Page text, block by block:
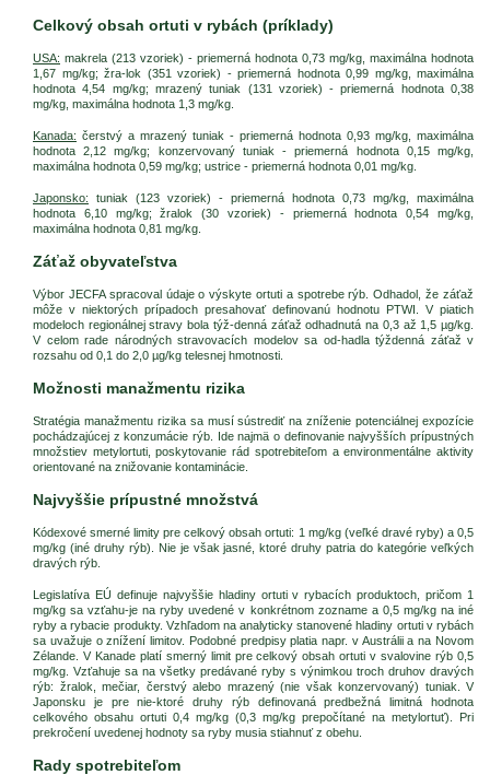
Celkový obsah ortuti v rybách (príklady)
USA: makrela (213 vzoriek) - priemerná hodnota 0,73 mg/kg, maximálna hodnota
1,67 mg/kg; žra-lok (351 vzoriek) - priemerná hodnota 0,99 mg/kg, maximálna
hodnota 4,54 mg/kg; mrazený tuniak (131 vzoriek) - priemerná hodnota 0,38
mg/kg, maximálna hodnota 1,3 mg/kg.
Kanada: čerstvý a mrazený tuniak - priemerná hodnota 0,93 mg/kg, maximálna
hodnota 2,12 mg/kg; konzervovaný tuniak - priemerná hodnota 0,15 mg/kg,
maximálna hodnota 0,59 mg/kg; ustrice - priemerná hodnota 0,01 mg/kg.
Japonsko: tuniak (123 vzoriek) - priemerná hodnota 0,73 mg/kg, maximálna
hodnota 6,10 mg/kg; žralok (30 vzoriek) - priemerná hodnota 0,54 mg/kg,
maximálna hodnota 0,81 mg/kg.
Záťaž obyvateľstva
Výbor JECFA spracoval údaje o výskyte ortuti a spotrebe rýb. Odhadol, že záťaž
môže v niektorých prípadoch presahovať definovanú hodnotu PTWI. V piatich
modeloch regionálnej stravy bola týž-denná záťaž odhadnutá na 0,3 až 1,5 µg/kg.
V celom rade národných stravovacích modelov sa od-hadla týždenná záťaž v
rozsahu od 0,1 do 2,0 µg/kg telesnej hmotnosti.
Možnosti manažmentu rizika
Stratégia manažmentu rizika sa musí sústrediť na zníženie potenciálnej expozície
pochádzajúcej z konzumácie rýb. Ide najmä o definovanie najvyšších prípustných
množstiev metylortuti, poskytovanie rád spotrebiteľom a environmentálne aktivity
orientované na znižovanie kontaminácie.
Najvyššie prípustné množstvá
Kódexové smerné limity pre celkový obsah ortuti: 1 mg/kg (veľké dravé ryby) a 0,5
mg/kg (iné druhy rýb). Nie je však jasné, ktoré druhy patria do kategórie veľkých
dravých rýb.
Legislatíva EÚ definuje najvyššie hladiny ortuti v rybacích produktoch, pričom 1
mg/kg sa vzťahu-je na ryby uvedené v konkrétnom zozname a 0,5 mg/kg na iné
ryby a rybacie produkty. Vzhľadom na analyticky stanovené hladiny ortuti v rybách
sa uvažuje o znížení limitov. Podobné predpisy platia napr. v Austrálii a na Novom
Zélande. V Kanade platí smerný limit pre celkový obsah ortuti v svalovine rýb 0,5
mg/kg. Vzťahuje sa na všetky predávané ryby s výnimkou troch druhov dravých
rýb: žralok, mečiar, čerstvý alebo mrazený (nie však konzervovaný) tuniak. V
Japonsku je pre nie-ktoré druhy rýb definovaná predbežná limitná hodnota
celkového obsahu ortuti 0,4 mg/kg (0,3 mg/kg prepočítané na metylortuť). Pri
prekročení uvedenej hodnoty sa ryby musia stiahnuť z obehu.
Rady spotrebiteľom